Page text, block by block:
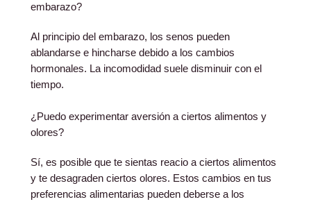
embarazo?
Al principio del embarazo, los senos pueden
ablandarse e hincharse debido a los cambios
hormonales. La incomodidad suele disminuir con el
tiempo.
¿Puedo experimentar aversión a ciertos alimentos y
olores?
Sí, es posible que te sientas reacio a ciertos alimentos
y te desagraden ciertos olores. Estos cambios en tus
preferencias alimentarias pueden deberse a los